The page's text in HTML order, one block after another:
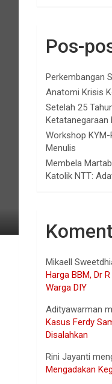
Pos-
Perkembangan
Anatomi Krisis
Setelah 25
Ketatanegaraan
Workshop KYM-
Menulis
Membela
Katolik NTT:
Mikaell
Harga BBM, Dr
Warga DIY
Adityawarman
Kasus Ferdy
Disalahkan
Rini Jayanti
Mengadakan